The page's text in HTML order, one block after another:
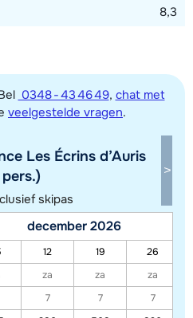
in dit gebied
ligging van onze accommodaties. De
8,3
0348 - 43 46 49, chat met
veelgestelde vragen.
Les Écrins d’Auris
skipas
december 2026
12 19
26
za za
za
7 7
7